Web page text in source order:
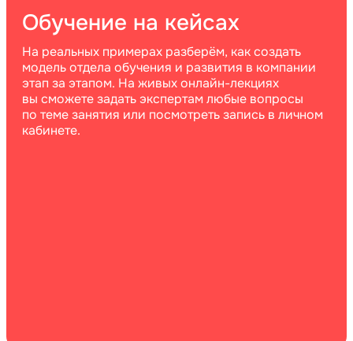
Обучение на кейсах
На реальных примерах разберём, как создать
модель отдела обучения и развития в компании
этап за этапом. На живых онлайн-лекциях
вы сможете задать экспертам любые вопросы
по теме занятия или посмотреть запись в личном
кабинете.